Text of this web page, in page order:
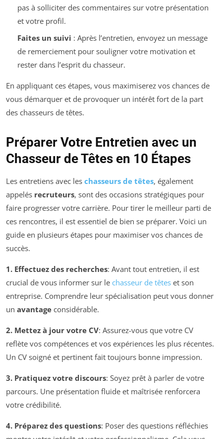
pas à solliciter des commentaires sur votre présentation
et votre profil.
Faites un suivi : Après l’entretien, envoyez un message
de remerciement pour souligner votre motivation et
rester dans l’esprit du chasseur.
En appliquant ces étapes, vous maximiserez vos chances de
vous démarquer et de provoquer un intérêt fort de la part
des chasseurs de têtes.
Préparer Votre Entretien avec un
Chasseur de Têtes en 10 Étapes
Les entretiens avec les chasseurs de têtes, également
appelés recruteurs, sont des occasions stratégiques pour
faire progresser votre carrière. Pour tirer le meilleur parti de
ces rencontres, il est essentiel de bien se préparer. Voici un
guide en plusieurs étapes pour maximiser vos chances de
succès.
1. Effectuez des recherches: Avant tout entretien, il est
crucial de vous informer sur le chasseur de têtes et son
entreprise. Comprendre leur spécialisation peut vous donner
un avantage considérable.
2. Mettez à jour votre CV: Assurez-vous que votre CV
reflète vos compétences et vos expériences les plus récentes.
Un CV soigné et pertinent fait toujours bonne impression.
3. Pratiquez votre discours: Soyez prêt à parler de votre
parcours. Une présentation fluide et maîtrisée renforcera
votre crédibilité.
4. Préparez des questions: Poser des questions réfléchies